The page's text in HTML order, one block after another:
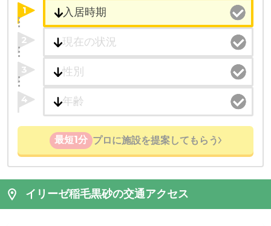
1
2
3
4
最短1分 プロに施設を提案してもらう
イリーゼ稲毛黒砂の交通アクセス